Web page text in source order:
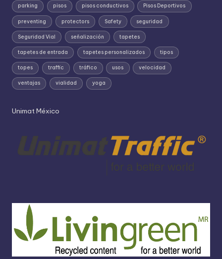
parking pisos pisos conductivos Pisos Deportivos
preventing protectors Safety seguridad
Seguridad Vial señalización tapetes
tapetes de entrada tapetes personalizados tipos
topes traffic tráfico usos velocidad
ventajas vialidad yoga
Unimat México